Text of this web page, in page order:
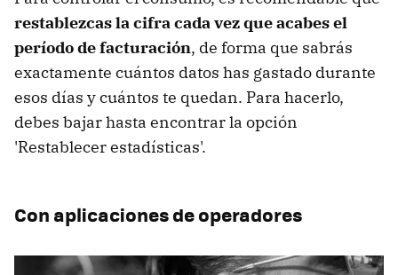
restablezcas la cifra cada vez que acabes el
período de facturación, de forma que sabrás
exactamente cuántos datos has gastado durante
esos días y cuántos te quedan. Para hacerlo,
debes bajar hasta encontrar la opción
'Restablecer estadísticas'.
Con aplicaciones de operadores